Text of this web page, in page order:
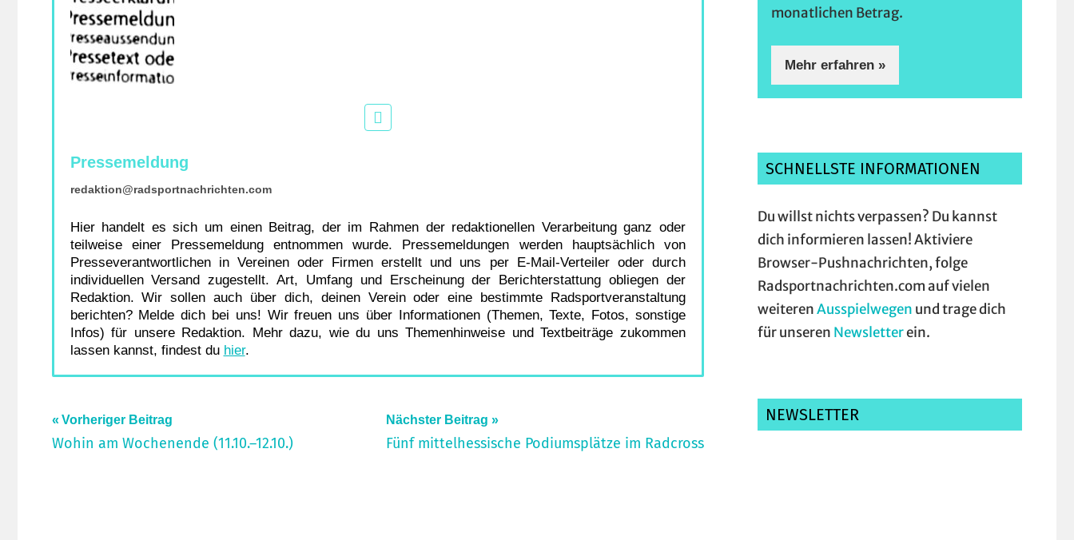
Pressemeldung
redaktion@radsportnachrichten.com
Hier handelt es sich um einen Beitrag, der im Rahmen der redaktionellen Verarbeitung ganz oder
teilweise einer Pressemeldung entnommen wurde. Pressemeldungen werden hauptsächlich von
Presseverantwortlichen in Vereinen oder Firmen erstellt und uns per E-Mail-Verteiler oder durch
individuellen Versand zugestellt. Art, Umfang und Erscheinung der Berichterstattung obliegen der
Redaktion. Wir sollen auch über dich, deinen Verein oder eine bestimmte Radsportveranstaltung
berichten? Melde dich bei uns! Wir freuen uns über Informationen (Themen, Texte, Fotos, sonstige
Infos) für unsere Redaktion. Mehr dazu, wie du uns Themenhinweise und Textbeiträge zukommen
lassen kannst, findest du hier.
Schlagwörter:
Bärenschweiz-
Beitragsnavigation
Vorheriger Beitrag
Wohin am Wochenende (11.10.–12.10.)
Nächster Beitrag
Fünf mittelhessische Podiumsplätze im Radcross
monatlichen Betrag.
Mehr erfahren »
SCHNELLSTE INFORMATIONEN
Du willst nichts verpassen? Du kannst
dich informieren lassen! Aktiviere
Browser-Pushnachrichten, folge
Radsportnachrichten.com auf vielen
weiterenAusspielwegen und trage dich
für unseren Newsletterein.
NEWSLETTER